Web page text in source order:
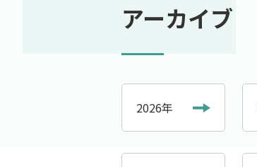
アーカイブ
2026年